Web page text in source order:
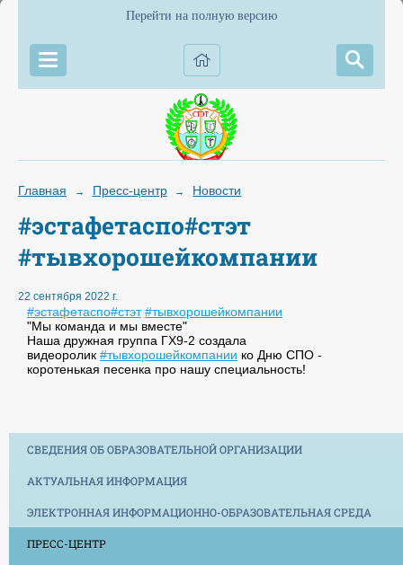
Перейти на полную версию
Главная → Пресс-центр → Новости
#эстафетаспо#стэт
#тывхорошейкомпании
22 сентября 2022 г.
#эстафетаспо#стэт #тывхорошейкомпании
"Мы команда и мы вместе"
Наша дружная группа ГХ9-2 создала
видеоролик #тывхорошейкомпании ко Дню СПО -
коротенькая песенка про нашу специальность!
СВЕДЕНИЯ ОБ ОБРАЗОВАТЕЛЬНОЙ ОРГАНИЗАЦИИ
АКТУАЛЬНАЯ ИНФОРМАЦИЯ
ЭЛЕКТРОННАЯ ИНФОРМАЦИОННО-ОБРАЗОВАТЕЛЬНАЯ СРЕДА
ПРЕСС-ЦЕНТР